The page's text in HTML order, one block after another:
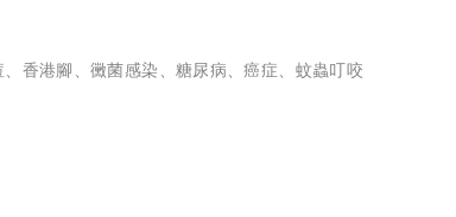
、 香港腳 、 黴菌感染 、 糖尿病、癌症、 蚊蟲叮咬